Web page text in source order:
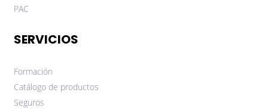
PAC
SERVICIOS
Formación
Catálogo de productos
Seguros